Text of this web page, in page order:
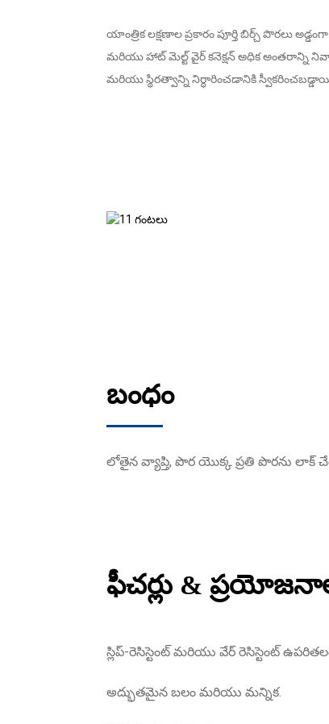
యాంత్రిక లక్షణాల ప్రకారం పూర్తి బిర్చ్ పొరలు
మరియు హాట్ మెల్ట్ వైర్ కనెక్షన్ అధిక అంతరాన్ని
మరియు స్థిరత్వాన్ని నిర్ధారించడానికి
బంధం
లోతైన వ్యాప్తి, పొర యొక్క ప్రతి పొరను లాక్
ఫీచర్లు &
స్లిప్-రెసిస్టెంట్ మరియు వేర్ రెసిస్టెంట్
అద్భుతమైన బలం మరియు మన్నిక.